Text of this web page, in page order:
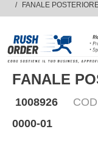
FANALE
FANALE
1008926
0000-01